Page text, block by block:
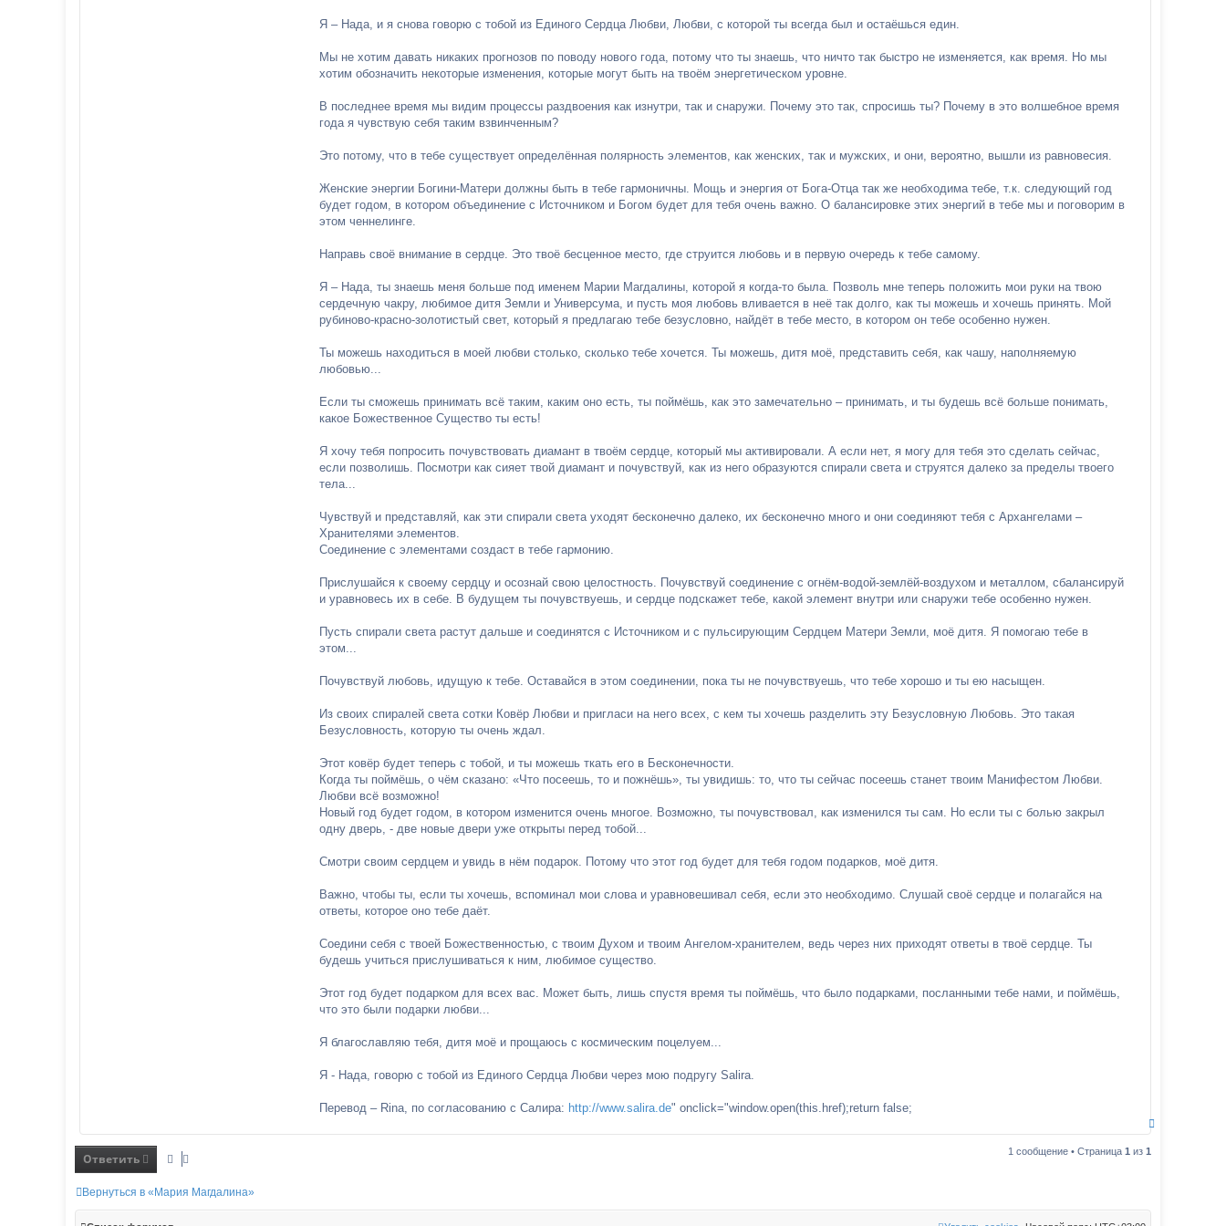
Я – Нада, и я снова говорю с тобой из Единого Сердца Любви, Любви, с которой ты всегда был и остаёшься един.
Мы не хотим давать никаких прогнозов по поводу нового года, потому что ты знаешь, что ничто так быстро не изменяется, как время. Но мы
хотим обозначить некоторые изменения, которые могут быть на твоём энергетическом уровне.
В последнее время мы видим процессы раздвоения как изнутри, так и снаружи. Почему это так, спросишь ты? Почему в это волшебное время
года я чувствую себя таким взвинченным?
Это потому, что в тебе существует определённая полярность элементов, как женских, так и мужских, и они, вероятно, вышли из равновесия.
Женские энергии Богини-Матери должны быть в тебе гармоничны. Мощь и энергия от Бога-Отца так же необходима тебе, т.к. следующий год
будет годом, в котором объединение с Источником и Богом будет для тебя очень важно. О балансировке этих энергий в тебе мы и поговорим в
этом ченнелинге.
Направь своё внимание в сердце. Это твоё бесценное место, где струится любовь и в первую очередь к тебе самому.
Я – Нада, ты знаешь меня больше под именем Марии Магдалины, которой я когда-то была. Позволь мне теперь положить мои руки на твою
сердечную чакру, любимое дитя Земли и Универсума, и пусть моя любовь вливается в неё так долго, как ты можешь и хочешь принять. Мой
рубиново-красно-золотистый свет, который я предлагаю тебе безусловно, найдёт в тебе место, в котором он тебе особенно нужен.
Ты можешь находиться в моей любви столько, сколько тебе хочется. Ты можешь, дитя моё, представить себя, как чашу, наполняемую
любовью...
Если ты сможешь принимать всё таким, каким оно есть, ты поймёшь, как это замечательно – принимать, и ты будешь всё больше понимать,
какое Божественное Существо ты есть!
Я хочу тебя попросить почувствовать диамант в твоём сердце, который мы активировали. А если нет, я могу для тебя это сделать сейчас,
если позволишь. Посмотри как сияет твой диамант и почувствуй, как из него образуются спирали света и струятся далеко за пределы твоего
тела...
Чувствуй и представляй, как эти спирали света уходят бесконечно далеко, их бесконечно много и они соединяют тебя с Архангелами –
Хранителями элементов.
Соединение с элементами создаст в тебе гармонию.
Прислушайся к своему сердцу и осознай свою целостность. Почувствуй соединение с огнём-водой-землёй-воздухом и металлом, сбалансируй
и уравновесь их в себе. В будущем ты почувствуешь, и сердце подскажет тебе, какой элемент внутри или снаружи тебе особенно нужен.
Пусть спирали света растут дальше и соединятся с Источником и с пульсирующим Сердцем Матери Земли, моё дитя. Я помогаю тебе в
этом...
Почувствуй любовь, идущую к тебе. Оставайся в этом соединении, пока ты не почувствуешь, что тебе хорошо и ты ею насыщен.
Из своих спиралей света сотки Ковёр Любви и пригласи на него всех, с кем ты хочешь разделить эту Безусловную Любовь. Это такая
Безусловность, которую ты очень ждал.
Этот ковёр будет теперь с тобой, и ты можешь ткать его в Бесконечности.
Когда ты поймёшь, о чём сказано: «Что посеешь, то и пожнёшь», ты увидишь: то, что ты сейчас посеешь станет твоим Манифестом Любви.
Любви всё возможно!
Новый год будет годом, в котором изменится очень многое. Возможно, ты почувствовал, как изменился ты сам. Но если ты с болью закрыл
одну дверь, - две новые двери уже открыты перед тобой...
Смотри своим сердцем и увидь в нём подарок. Потому что этот год будет для тебя годом подарков, моё дитя.
Важно, чтобы ты, если ты хочешь, вспоминал мои слова и уравновешивал себя, если это необходимо. Слушай своё сердце и полагайся на
ответы, которое оно тебе даёт.
Соедини себя с твоей Божественностью, с твоим Духом и твоим Ангелом-хранителем, ведь через них приходят ответы в твоё сердце. Ты
будешь учиться прислушиваться к ним, любимое существо.
Этот год будет подарком для всех вас. Может быть, лишь спустя время ты поймёшь, что было подарками, посланными тебе нами, и поймёшь,
что это были подарки любви...
Я благославляю тебя, дитя моё и прощаюсь с космическим поцелуем...
Я - Нада, говорю с тобой из Единого Сердца Любви через мою подругу Salira.
Перевод – Rina, по согласованию с Салира: http://www.salira.de" onclick="window.open(this.href);return false;
Ответить 1 сообщение • Страница 1 из 1
Вернуться в «Мария Магдалина»